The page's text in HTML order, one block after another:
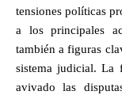
tensiones políticas
a los principales
también a figuras
sistema judicial. La
avivado las